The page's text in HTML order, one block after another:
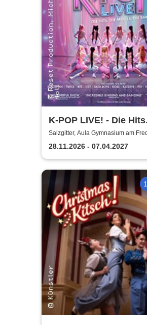
K-POP LIVE! - Die
Moves. Die Show.
Salzgitter, Aula Gymnasium am
28.11.2026 - 07.04.2027